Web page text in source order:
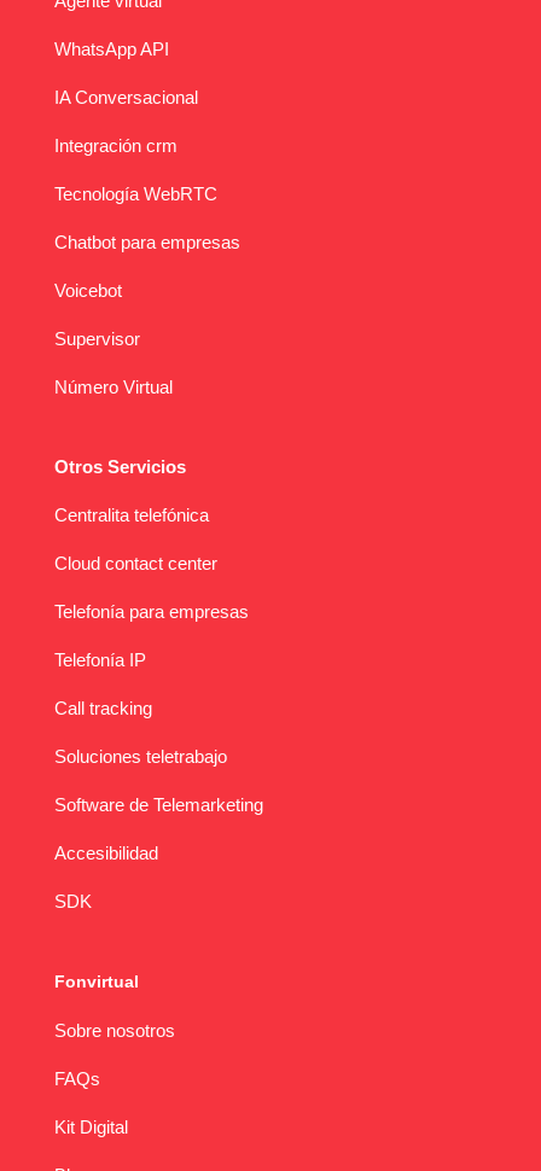
WhatsApp API
IA Conversacional
Integración crm
Tecnología WebRTC
Chatbot para empresas
Voicebot
Supervisor
Número Virtual
Otros Servicios
Centralita telefónica
Cloud contact center
Telefonía para empresas
Telefonía IP
Call tracking
Soluciones teletrabajo
Software de Telemarketing
Accesibilidad
SDK
Fonvirtual
Sobre nosotros
FAQs
Kit Digital